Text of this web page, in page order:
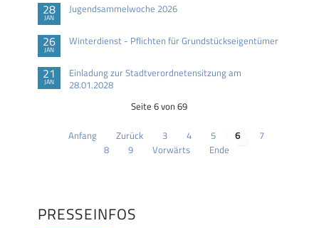
28
JAN
Jugendsammelwoche 2026
26
JAN
Winterdienst - Pflichten für Grundstückseigentümer
21
JAN
Einladung zur Stadtverordnetensitzung am
28.01.2028
Seite 6 von 69
Anfang Zurück 3 4 5 6
7
8
9 Vorwärts Ende
PRESSEINFOS